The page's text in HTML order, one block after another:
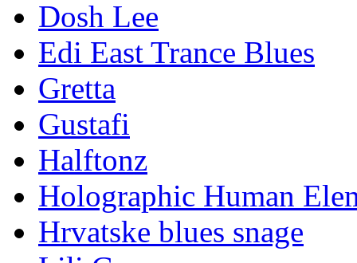
Dosh Lee
Edi East Trance Blues
Gretta
Gustafi
Halftonz
Holographic Human
Hrvatske blues snage